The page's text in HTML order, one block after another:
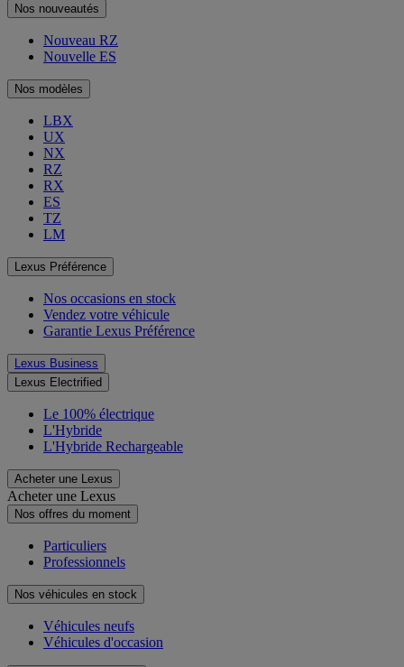
Nos nouveautés
Nouveau RZ
Nouvelle ES
Nos modèles
LBX
UX
NX
RZ
RX
ES
TZ
LM
Lexus Préférence
Nos occasions en stock
Vendez votre véhicule
Garantie Lexus Préférence
Lexus Business
Lexus Electrified
Le 100% électrique
L'Hybride
L'Hybride Rechargeable
Acheter une Lexus
Acheter une Lexus
Nos offres du moment
Particuliers
Professionnels
Nos véhicules en stock
Véhicules neufs
Véhicules d'occasion